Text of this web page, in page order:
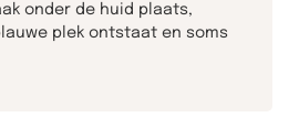
onder de huid plaats,
plek ontstaat en soms